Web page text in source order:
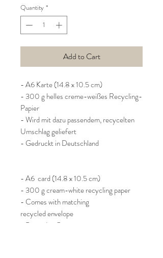
Quantity *
Add to Cart
- A6 Karte (14.8 x 10.5 cm)
- 300 g helles creme-weißes Recycling-
Papier
- Wird mit dazu passendem, recycelten
Umschlag geliefert
- Gedruckt in Deutschland
- A6 card (14.8 x 10.5 cm)
- 300 g cream-white recycling paper
- Comes with matching
recycled envelope
- Printed in Germany